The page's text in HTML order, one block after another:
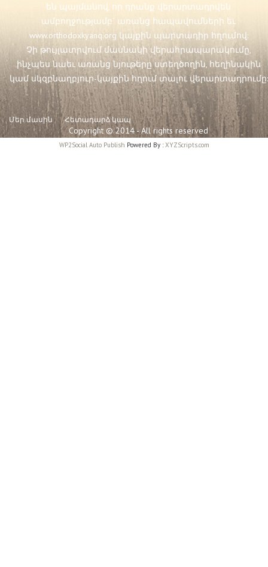
են պայմանով, որ դրանք վերարտադրվեն
ամբողջությամբ` առանց հապավումների եւ
www.orthodoxkyanq.org կայքին պարտադիր հղումով:
Չի թույլատրվում մասնակի վերահրապարակումը,
ինչպես նաեւ առանց նյութերը ստեղծողին, հեղինակին
կամ սկզբնաղբյուր-կայքին հղում տալու վերարտադրումը:
Մեր մասին Հետադարձ կապ
Copyright © 2014 - All rights reserved
WP2Social Auto Publish Powered By :XYZScripts.com